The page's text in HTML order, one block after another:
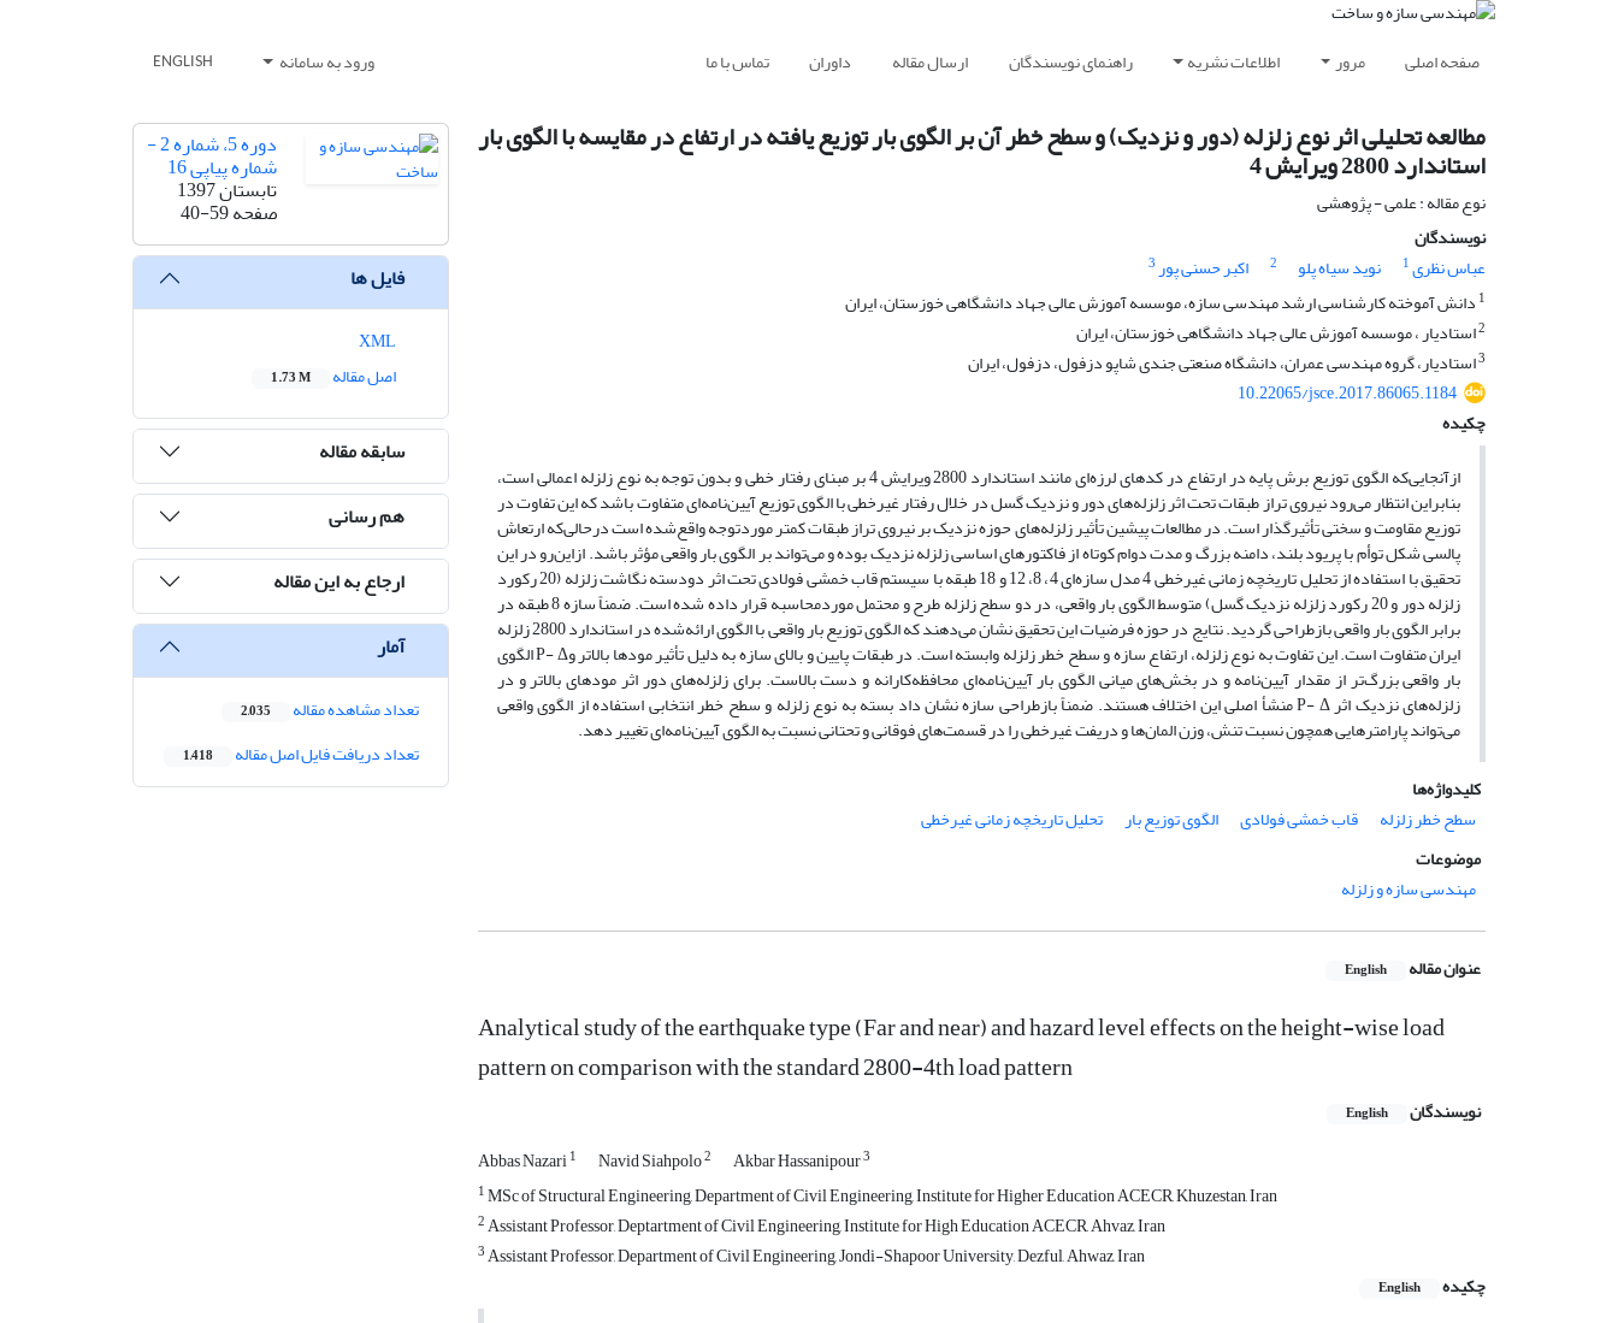
صفحه اصلی مرور اطلاعات نشریه راهنمای نویسندگان ارسال مقاله داوران تماس با ما ورود به سامانه ENGLISH
مطالعه تحلیلی اثر نوع زلزله (دور و نزدیک) و سطح خطر آن بر الگوی بار توزیع یافته در ارتفاع در مقایسه با الگوی بار
استاندارد 2800 ویرایش 4
نوع مقاله : علمی - پژوهشی
نویسندگان
عباس نظری1 نوید سیاه پلو 2 اکبر حسنی پور3
1 دانش آموخته کارشناسی ارشد مهندسی سازه، موسسه آموزش عالی جهاد دانشگاهی خوزستان، ایران
2استادیار ، موسسه آموزش عالی جهاد دانشگاهی خوزستان، ایران
3استادیار، گروه مهندسی عمران، دانشگاه صنعتی جندی شاپو دزفول، دزفول، ایران
10.22065/jsce.2017.86065.1184
چکیده
ازآنجایی‌که الگوی توزیع برش پایه در ارتفاع در کدهای لرزه‌ای مانند استاندارد 2800 ویرایش 4 بر مبنای رفتار خطی و بدون توجه به نوع زلزله اعمالی است،
بنابراین انتظار می‌رود نیروی تراز طبقات تحت اثر زلزله‌های دور و نزدیک گسل در خلال رفتار غیرخطی با الگوی توزیع آیین‌نامه‌ای متفاوت باشد که این تفاوت در
توزیع مقاومت و سختی تأثیرگذار است. در مطالعات پیشین تأثیر زلزله‌های حوزه نزدیک بر نیروی تراز طبقات کمتر موردتوجه واقع‌شده است درحالی‌که ارتعاش
پالسی شکل توأم با پریود بلند، دامنه بزرگ و مدت دوام کوتاه از فاکتورهای اساسی زلزله نزدیک بوده و می‌تواند بر الگوی بار واقعی مؤثر باشد. ازاین‌رو در این
تحقیق با استفاده از تحلیل تاریخچه زمانی غیرخطی 4 مدل سازه‌ای 4، 8، 12 و 18 طبقه با سیستم قاب خمشی فولادی تحت اثر دودسته نگاشت زلزله (20 رکورد
زلزله دور و 20 رکورد زلزله نزدیک گسل) متوسط الگوی بار واقعی، در دو سطح زلزله طرح و محتمل موردمحاسبه ‌قرار داده شده است. ضمناً سازه 8 طبقه در
برابر الگوی بار واقعی بازطراحی گردید. نتایج در حوزه فرضیات این تحقیق نشان می‌دهند که الگوی توزیع بار واقعی با الگوی ارائه‌شده در استاندارد 2800 زلزله
ایران متفاوت است. این تفاوت به نوع زلزله، ارتفاع سازه و سطح خطر زلزله وابسته است. در طبقات پایین و بالای سازه به دلیل تأثیر مودها بالاتر وP- Δ الگوی
بار واقعی بزرگ‌تر از مقدار آیین‌نامه و در بخش‌های میانی الگوی بار آیین‌نامه‌ای محافظه‌کارانه و دست بالاست. برای زلزله‌های دور اثر مودهای بالاتر و در
زلزله‌های نزدیک اثر P- Δ منشأ اصلی این اختلاف هستند. ضمناً بازطراحی سازه نشان داد بسته به نوع زلزله و سطح خطر انتخابی استفاده از الگوی واقعی
می‌تواند پارامترهایی همچون نسبت تنش، وزن المان‌ها و دریفت غیرخطی را در قسمت‌های فوقانی و تحتانی نسبت به الگوی آیین‌نامه‌ای تغییر دهد.
کلیدواژه‌ها
سطح خطر زلزله
قاب خمشی فولادی الگوی توزیع بار
تحلیل تاریخچه زمانی غیرخطی
موضوعات
مهندسی سازه و زلزله
عنوان مقاله English
Analytical study of the earthquake type (Far and near) and hazard level effects on the height-wise load
pattern on comparison with the standard 2800-4th load pattern
نویسندگان English
Abbas Nazari1 Navid Siahpolo2 Akbar Hassanipour3
1MSc of Structural Engineering, Department of Civil Engineering, Institute for Higher Education ACECR, Khuzestan, Iran
2Assistant Professor, Deptartment of Civil Engineering, Institute for High Education ACECR, Ahvaz, Iran
3Assistant Professor, Department of Civil Engineering, Jondi-Shapoor University, Dezful, Ahwaz, Iran
چکیده
English
دوره 5، شماره 2 -
شماره پیاپی 16
تابستان 1397
صفحه40-59
فایل ها
اصل مقاله
1.73 M
سابقه مقاله
هم رسانی
ارجاع به این مقاله
آمار
تعداد مشاهده مقاله 2,035
تعداد دریافت فایل اصل مقاله 1,418